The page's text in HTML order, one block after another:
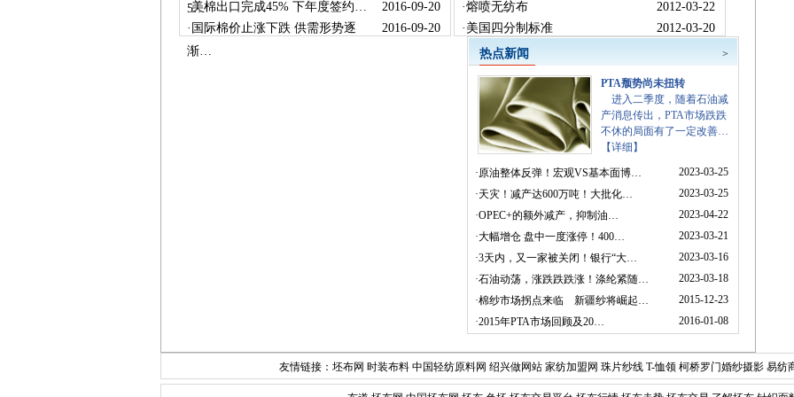
5…
·美棉出口完成45% 下年度签约…
2016-09-20
· 国际棉价止涨下跌 供需形势逐
渐…
2016-09-20
·熔喷无纺布
2012-03-22
· 美国四分制标准
2012-03-20
热点新闻
>
PTA颓势尚未扭转
进入二季度，随着石油减
产消息传出，PTA市场跌跌
不休的局面有了一定改善…
【详细】
·原油整体反弹！宏观VS基本面博…
2023-03-25
·天灾！减产达600万吨！大批化…
2023-03-25
·​OPEC+的额外减产，抑制油…
2023-04-22
·大幅增仓 盘中一度涨停！400…
2023-03-21
·3天内，又一家被关闭！银行“大…
2023-03-16
·石油动荡，涨跌跌跌涨！涤纶紧随…
2023-03-18
·棉纱市场拐点来临 新疆纱将崛起…
2015-12-23
·2015年PTA市场回顾及20… 2016-01-08
友情链接： 坯布网 时装布料 中国轻纺原料网 绍兴做网站 家纺加盟网 珠片纱线 T-恤领 柯桥罗门婚纱摄影 易纺